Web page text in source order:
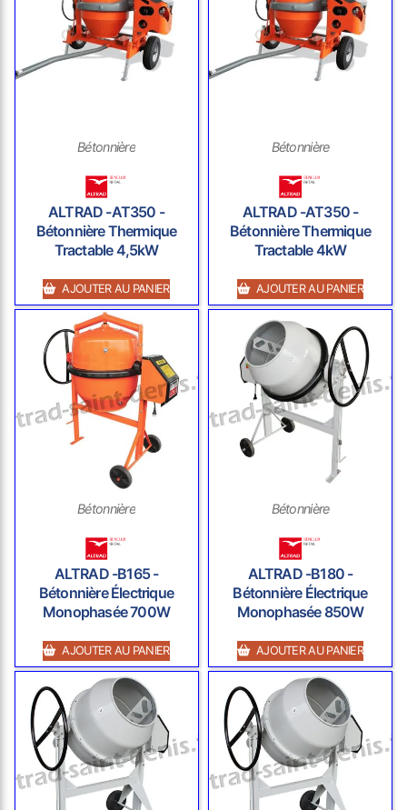
Bétonnière
ALTRAD -AT350 -
Bétonnière Thermique
Tractable 4,5kW
AJOUTER AU PANIER
Bétonnière
ALTRAD -AT350 -
Bétonnière Thermique
Tractable 4kW
AJOUTER AU PANIER
Bétonnière
ALTRAD -B165 -
Bétonnière Électrique
Monophasée 700W
AJOUTER AU PANIER
Bétonnière
ALTRAD -B180 -
Bétonnière Électrique
Monophasée 850W
AJOUTER AU PANIER